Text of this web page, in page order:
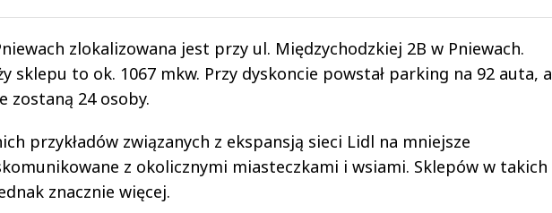
zlokalizowana jest przy ul. Międzychodzkiej 2B w Pniewach.
sklepu to ok. 1067 mkw. Przy dyskoncie powstał parking na 92 auta, a
zostaną 24 osoby.
przykładów związanych z ekspansją sieci Lidl na mniejsze
z okolicznymi miasteczkami i wsiami. Sklepów w takich
znacznie więcej.